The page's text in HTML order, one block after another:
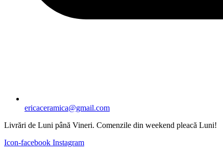
ericaceramica@gmail.com
Livrări de Luni până Vineri. Comenzile din weekend pleacă Luni!
Icon-facebook Instagram